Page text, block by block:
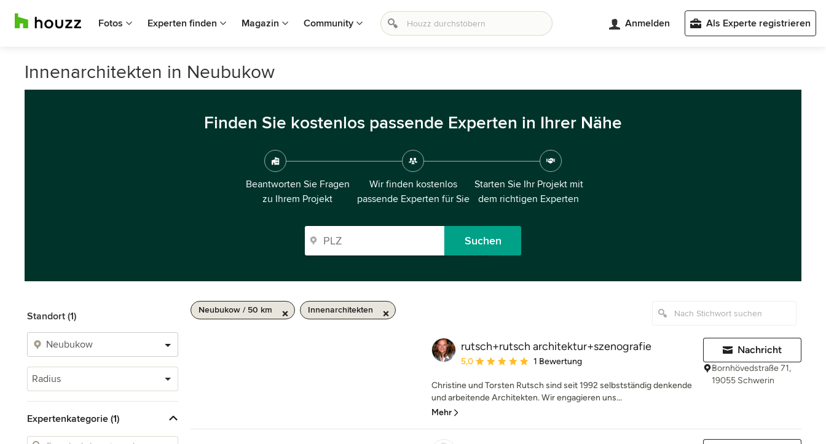
Fotos Experten finden Magazin Community Anmelden Als Experte registrieren
Innenarchitekten in Neubukow
Finden Sie kostenlos passende Experten in Ihrer Nähe
Beantworten Sie Fragen
zu Ihrem Projekt
Wir finden kostenlos
passende Experten für Sie
Starten Sie Ihr Projekt mit
dem richtigen Experten
Suchen
Standort (1)
Radius
Expertenkategorie (1)
Neubukow / 50 km Innenarchitekten
rutsch+rutsch architektur+szenografie
Durchschnittliche Bewertung: 5 von 5 Sternen
5,0 1 Bewertung
Christine und Torsten Rutsch sind seit 1992 selbstständig denkende
und arbeitende Architekten. Wir engagieren uns...
Mehr
Nachricht
Bornhövedstraße 71,
19055 Schwerin